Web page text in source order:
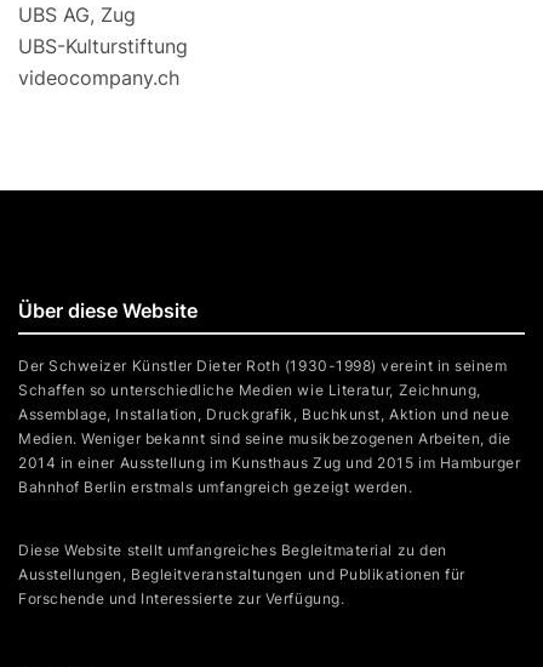
UBS AG, Zug
UBS-Kulturstiftung
videocompany.ch
Über diese Website
Der Schweizer Künstler Dieter Roth (1930-1998) vereint in seinem
Schaffen so unterschiedliche Medien wie Literatur, Zeichnung,
Assemblage, Installation, Druckgrafik, Buchkunst, Aktion und neue
Medien. Weniger bekannt sind seine musikbezogenen Arbeiten, die
2014 in einer Ausstellung im Kunsthaus Zug und 2015 im Hamburger
Bahnhof Berlin erstmals umfangreich gezeigt werden.
Diese Website stellt umfangreiches Begleitmaterial zu den
Ausstellungen, Begleitveranstaltungen und Publikationen für
Forschende und Interessierte zur Verfügung.